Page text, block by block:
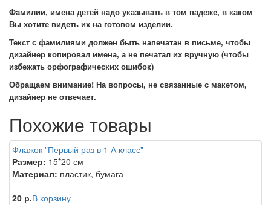
Фамилии, имена детей надо указывать в том падеже, в каком
Вы хотите видеть их на готовом изделии.
Текст с фамилиями должен быть напечатан в письме, чтобы
дизайнер копировал имена, а не печатал их вручную (чтобы
избежать орфографических ошибок)
Обращаем внимание! На вопросы, не связанные с макетом,
дизайнер не отвечает.
Похожие товары
Флажок "Первый раз в 1 А класс"
Размер: 15*20 см
Материал: пластик, бумага
20 р.В корзину